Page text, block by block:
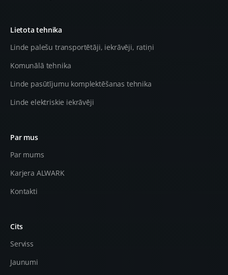
Lietota tehnika
Linde palešu transportētāji, iekrāvēji, ratiņi
Komunālā tehnika
Linde pasūtījumu komplektēšanas tehnika
Linde elektriskie iekrāvēji
Par mus
Par mums
Karjera ALWARK
Kontakti
Cits
Serviss
Jaunumi